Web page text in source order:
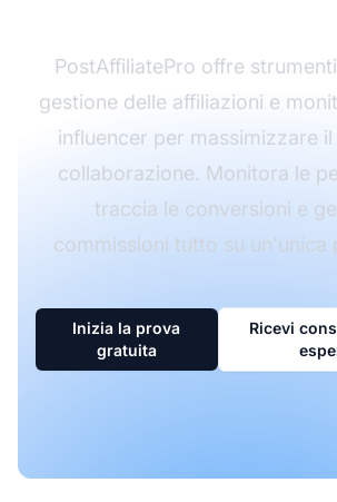
PostAffiliatePro offre
gestione delle affiliazioni e
influencer per massimizzare il
collaborazione. Monitora le
traccia le conversioni e
commissioni tutto su un'unica
Inizia la prova
gratuita
Ricevi